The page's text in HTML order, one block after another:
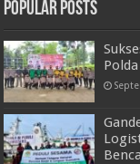
Popular Posts